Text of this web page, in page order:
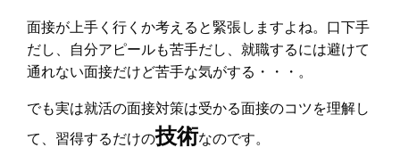
面接が上手く行くか考えると緊張しますよね。口下手
だし、自分アピールも苦手だし、就職するには避けて
通れない面接だけど苦手な気がする・・・。
でも実は就活の面接対策は受かる面接のコツを理解し
て、習得するだけの技術なのです。